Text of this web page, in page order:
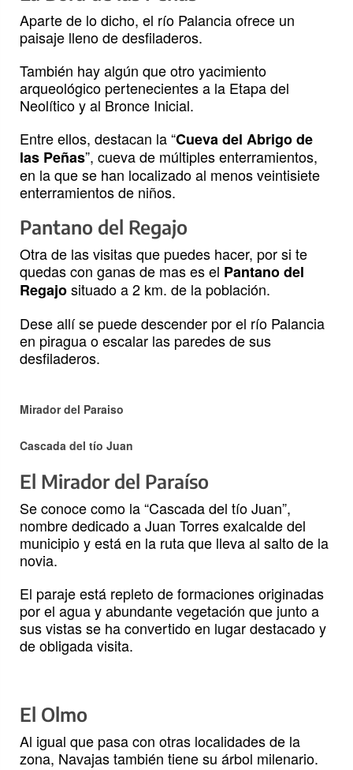
Aparte de lo dicho, el río Palancia ofrece un
paisaje lleno de desfiladeros.
También hay algún que otro yacimiento
arqueológico pertenecientes a la Etapa del
Neolítico y al Bronce Inicial.
Entre ellos, destacan la “Cueva del Abrigo de
las Peñas”, cueva de múltiples enterramientos,
en la que se han localizado al menos veintisiete
enterramientos de niños.
Pantano del Regajo
Otra de las visitas que puedes hacer, por si te
quedas con ganas de mas es el Pantano del
Regajosituado a 2 km. de la población.
Dese allí se puede descender por el río Palancia
en piragua o escalar las paredes de sus
desfiladeros.
Mirador del Paraiso
Cascada del tío Juan
El Mirador del Paraíso
Se conoce como la “Cascada del tío Juan”,
nombre dedicado a Juan Torres exalcalde del
municipio y está en la ruta que lleva al salto de la
novia.
El paraje está repleto de formaciones originadas
por el agua y abundante vegetación que junto a
sus vistas se ha convertido en lugar destacado y
de obligada visita.
El Olmo
Al igual que pasa con otras localidades de la
zona, Navajas también tiene su árbol milenario.